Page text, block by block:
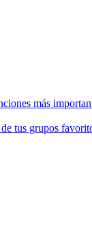
más
tus grupos